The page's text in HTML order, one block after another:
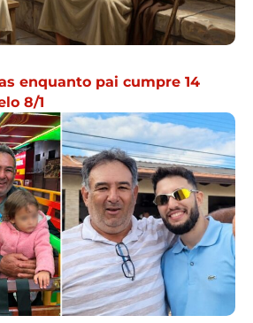
enquanto pai cumpre 14
8/1